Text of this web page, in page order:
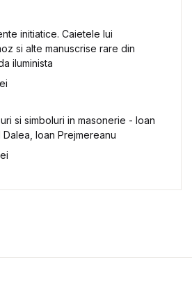
initiatice. Caietele lui
si alte manuscrise rare din
iluminista
si simboluri in masonerie - Ioan
Dalea, Ioan Prejmereanu